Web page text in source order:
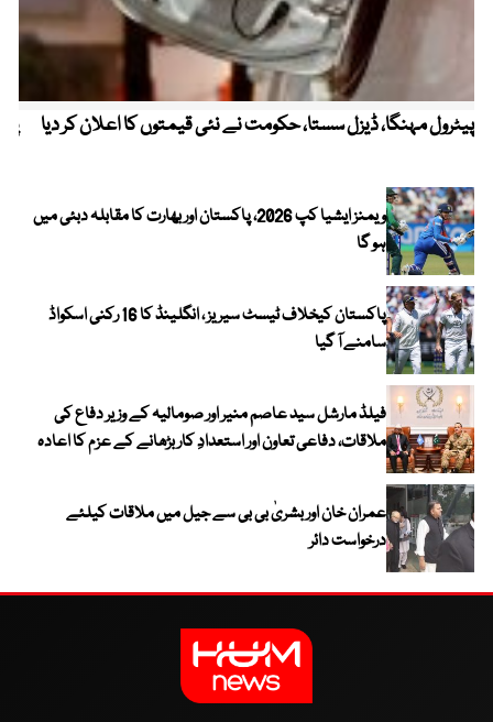
پیٹرول مہنگا، ڈیزل سستا، حکومت نے نئی قیمتوں کا اعلان کر دیا
ویمنز ایشیا کپ 2026، پاکستان اور بھارت کا مقابلہ دبئی میں
ہو گا
پاکستان کیخلاف ٹیسٹ سیریز ، انگلینڈ کا 16 رکنی اسکواڈ
سامنے آ گیا
فیلڈ مارشل سید عاصم منیر اور صومالیہ کے وزیر دفاع کی
ملاقات، دفاعی تعاون اور استعدادِ کار بڑھانے کے عزم کا اعادہ
عمران خان اور بشریٰ بی بی سے جیل میں ملاقات کیلئے
درخواست دائر